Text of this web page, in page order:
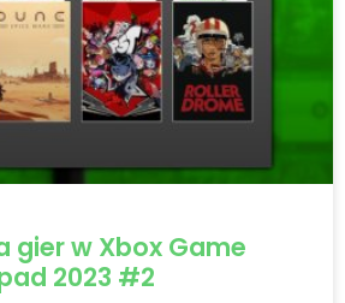
gier w Xbox Game
2023 #2